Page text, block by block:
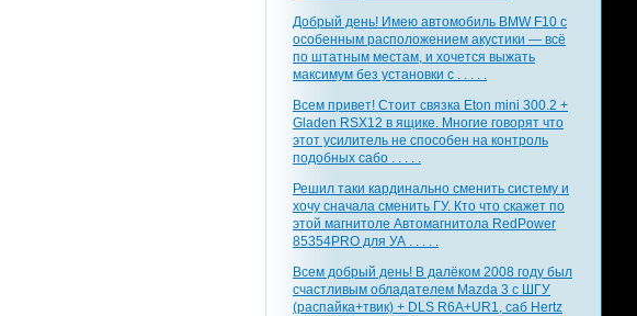
Добрый день! Имею автомобиль BMW F10 с
особенным расположением акустики — всё
по штатным местам, и хочется выжать
максимум без установки с . . . . .
Всем привет! Стоит связка Eton mini 300.2 +
Gladen RSX12 в ящике. Многие говорят что
этот усилитель не способен на контроль
подобных сабо . . . . .
Решил таки кардинально сменить систему и
хочу сначала сменить ГУ. Кто что скажет по
этой магнитоле Автомагнитола RedPower
85354PRO для УА . . . . .
Всем добрый день! В далёком 2008 году был
счастливым обладателем Mazda 3 с ШГУ
(распайка+твик) + DLS R6A+UR1, саб Hertz